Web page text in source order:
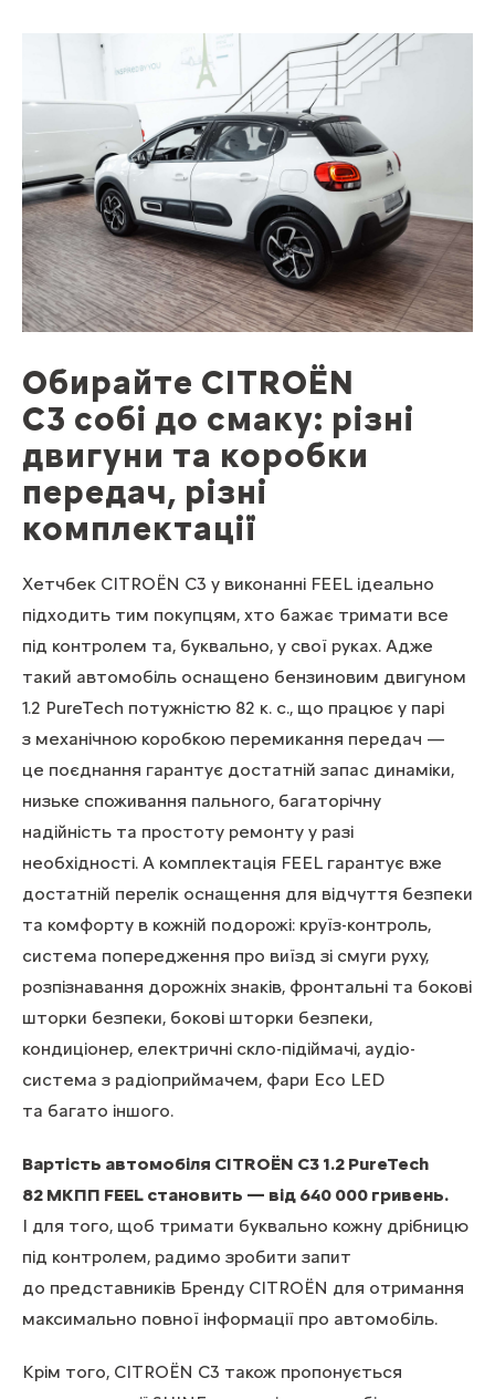
Обирайте CITROЁN
С3 собі до смаку: різні
двигуни та коробки
передач, різні
комплектації
Хетчбек CITROЁN С3 у виконанні FEEL ідеально
підходить тим покупцям, хто бажає тримати все
під контролем та, буквально, у свої руках. Адже
такий автомобіль оснащено бензиновим двигуном
1.2 PureTech потужністю 82 к. с., що працює у парі
з механічною коробкою перемикання передач —
це поєднання гарантує достатній запас динаміки,
низьке споживання пального, багаторічну
надійність та простоту ремонту у разі
необхідності. А комплектація FEEL гарантує вже
достатній перелік оснащення для відчуття безпеки
та комфорту в кожній подорожі: круїз-контроль,
система попередження про виїзд зі смуги руху,
розпізнавання дорожніх знаків, фронтальні та бокові
шторки безпеки, бокові шторки безпеки,
кондиціонер, електричні скло-підіймачі, аудіо-
система з радіоприймачем, фари Eco LED
та багато іншого.
Вартість автомобіля CITROЁN С3 1.2 PureTech
82 МКПП FEEL становить — від 640 000 гривень.
І для того, щоб тримати буквально кожну дрібницю
під контролем, радимо зробити запит
до представників Бренду CITROЁN для отримання
максимально повної інформації про автомобіль.
Крім того, CITROЁN С3 також пропонується